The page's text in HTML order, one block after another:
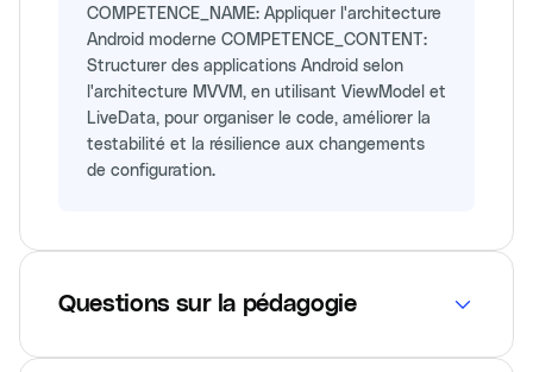
COMPETENCE_NAME: Appliquer l'architecture
Android moderne COMPETENCE_CONTENT:
Structurer des applications Android selon
l'architecture MVVM, en utilisant ViewModel et
LiveData, pour organiser le code, améliorer la
testabilité et la résilience aux changements
de configuration.
Questions sur la pédagogie